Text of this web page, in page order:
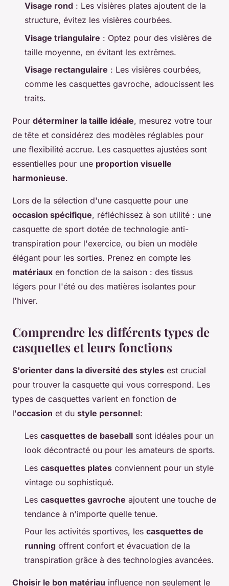
Visage rond : Les visières plates ajoutent de la
structure, évitez les visières courbées.
Visage triangulaire : Optez pour des visières de
taille moyenne, en évitant les extrêmes.
Visage rectangulaire : Les visières courbées,
comme les casquettes gavroche, adoucissent les
traits.
Pour déterminer la taille idéale, mesurez votre tour
de tête et considérez des modèles réglables pour
une flexibilité accrue. Les casquettes ajustées sont
essentielles pour une proportion visuelle
harmonieuse.
Lors de la sélection d'une casquette pour une
occasion spécifique, réfléchissez à son utilité : une
casquette de sport dotée de technologie anti-
transpiration pour l'exercice, ou bien un modèle
élégant pour les sorties. Prenez en compte les
matériaux en fonction de la saison : des tissus
légers pour l'été ou des matières isolantes pour
l'hiver.
Comprendre les différents types de
casquettes et leurs fonctions
S'orienter dans la diversité des styles est crucial
pour trouver la casquette qui vous correspond. Les
types de casquettes varient en fonction de
l'occasion et du style personnel:
Les casquettes de baseball sont idéales pour un
look décontracté ou pour les amateurs de sports.
Les casquettes plates conviennent pour un style
vintage ou sophistiqué.
Les casquettes gavroche ajoutent une touche de
tendance à n'importe quelle tenue.
Pour les activités sportives, les casquettes de
running offrent confort et évacuation de la
transpiration grâce à des technologies avancées.
Choisir le bon matériau influence non seulement le